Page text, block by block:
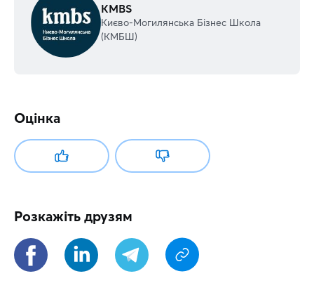
KMBS
Києво-Могилянська Бізнес Школа
(KMБШ)
Оцінка
Розкажіть друзям